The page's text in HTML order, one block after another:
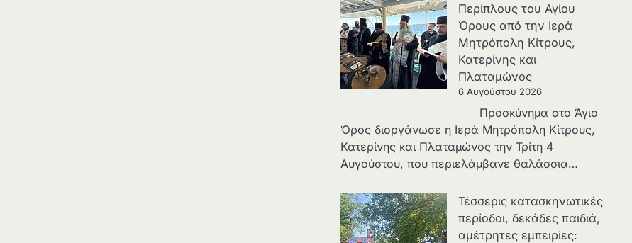
Περίπλους του Αγίου
Όρους από την Ιερά
Μητρόπολη Κίτρους,
Κατερίνης και
Πλαταμώνος
6 Αυγούστου 2026
Προσκύνημα στο Άγιο
Όρος διοργάνωσε η Ιερά Μητρόπολη Κίτρους,
Κατερίνης και Πλαταμώνος την Τρίτη 4
Αυγούστου, που περιελάμβανε θαλάσσια…
Τέσσερις κατασκηνωτικές
περίοδοι, δεκάδες παιδιά,
αμέτρητες εμπειρίες: